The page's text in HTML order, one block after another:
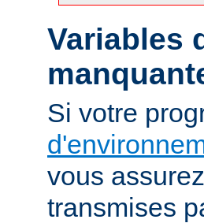
Variables
Si votre
vous
transmises